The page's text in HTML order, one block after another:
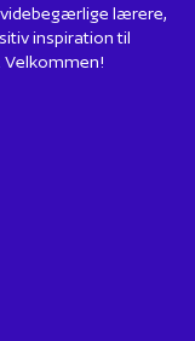
lærere,
inspiration til
Velkommen!